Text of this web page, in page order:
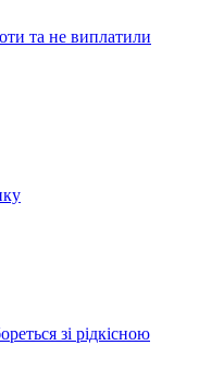
та не виплатили
зі рідкісною